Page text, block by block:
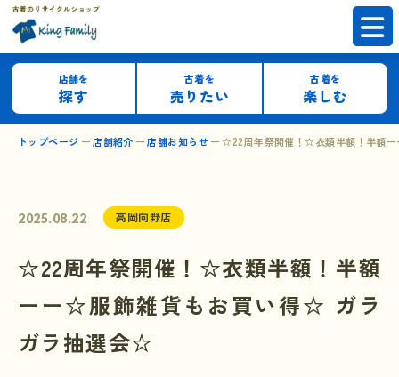
店舗を
探す
古着を
売りたい
古着を
楽しむ
トップページ 店舗紹介 店舗お知らせ ☆22周年祭開催！☆衣類半額！半額
2025.08.22 高岡向野店
☆22周年祭開催！☆衣類半額！半額
ーー☆服飾雑貨もお買い得☆ ガラ
ガラ抽選会☆